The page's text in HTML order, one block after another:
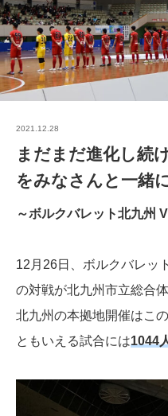
2021.12.28
まだまだ進化し続
をみなさんと一緒
～ボルクバレット北九州
12月26日、ボルクバレッ
の対戦が北九州市立総合
北九州の本拠地開催はこ
ともいえる試合には1044